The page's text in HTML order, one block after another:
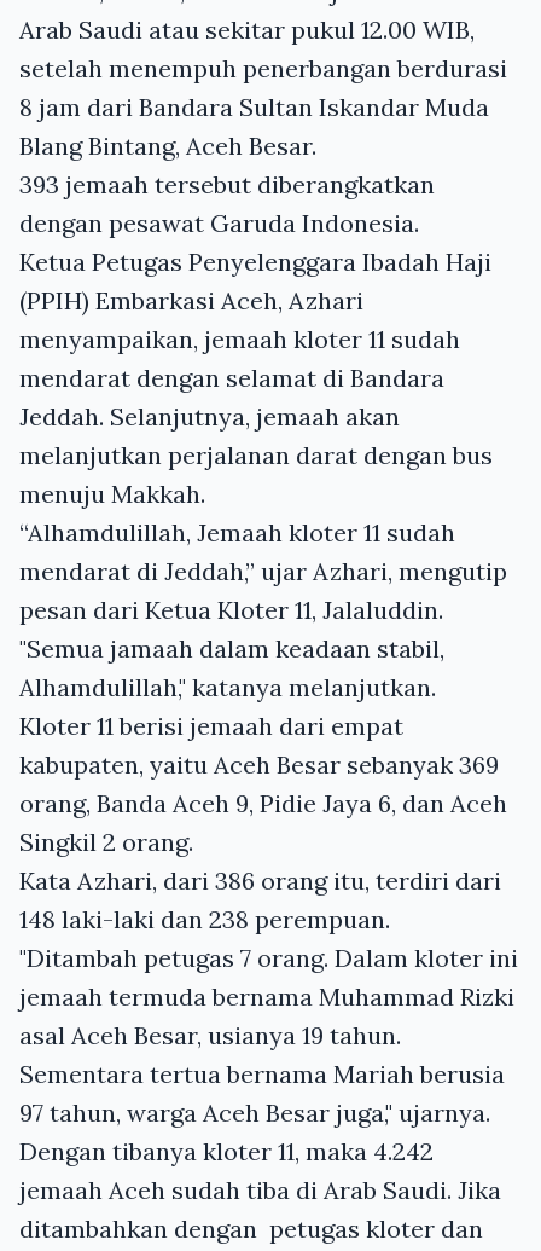
Arab Saudi atau sekitar pukul 12.00 WIB,
setelah menempuh penerbangan berdurasi
8 jam dari Bandara Sultan Iskandar Muda
Blang Bintang, Aceh Besar.
393 jemaah tersebut diberangkatkan
dengan pesawat Garuda Indonesia.
Ketua Petugas Penyelenggara Ibadah Haji
(PPIH) Embarkasi Aceh, Azhari
menyampaikan, jemaah kloter 11 sudah
mendarat dengan selamat di Bandara
Jeddah. Selanjutnya, jemaah akan
melanjutkan perjalanan darat dengan bus
menuju Makkah.
“Alhamdulillah, Jemaah kloter 11 sudah
mendarat di Jeddah,” ujar Azhari, mengutip
pesan dari Ketua Kloter 11, Jalaluddin.
"Semua jamaah dalam keadaan stabil,
Alhamdulillah," katanya melanjutkan.
Kloter 11 berisi jemaah dari empat
kabupaten, yaitu Aceh Besar sebanyak 369
orang, Banda Aceh 9, Pidie Jaya 6, dan Aceh
Singkil 2 orang.
Kata Azhari, dari 386 orang itu, terdiri dari
148 laki-laki dan 238 perempuan.
"Ditambah petugas 7 orang. Dalam kloter ini
jemaah termuda bernama Muhammad Rizki
asal Aceh Besar, usianya 19 tahun.
Sementara tertua bernama Mariah berusia
97 tahun, warga Aceh Besar juga," ujarnya.
Dengan tibanya kloter 11, maka 4.242
jemaah Aceh sudah tiba di Arab Saudi. Jika
ditambahkan dengan petugas kloter dan